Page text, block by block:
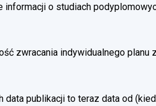
informacji o studiach
zwracania indywidualnego planu
data publikacji to teraz data od